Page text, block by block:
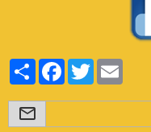
PartagerFacebookTwitter